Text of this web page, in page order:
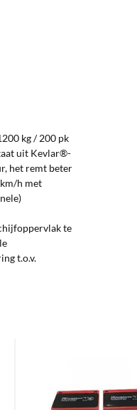
kg / 200 pk
uit Kevlar®-
het remt beter
h met
te
t.o.v.